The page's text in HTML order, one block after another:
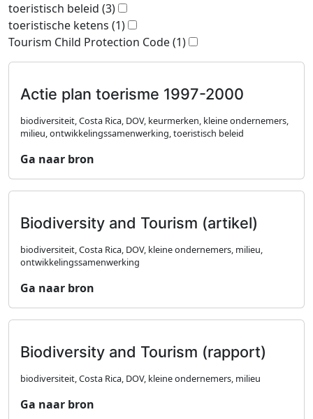
toeristisch beleid (3)
toeristische ketens (1)
Tourism Child Protection Code(1)
Actie plan toerisme 1997-2000
biodiversiteit, Costa Rica, DOV, keurmerken, kleine ondernemers,
milieu, ontwikkelingssamenwerking, toeristisch beleid
Ga naar bron
Biodiversity and Tourism (artikel)
biodiversiteit, Costa Rica, DOV, kleine ondernemers, milieu,
ontwikkelingssamenwerking
Ga naar bron
Biodiversity and Tourism (rapport)
biodiversiteit, Costa Rica, DOV, kleine ondernemers, milieu
Ga naar bron